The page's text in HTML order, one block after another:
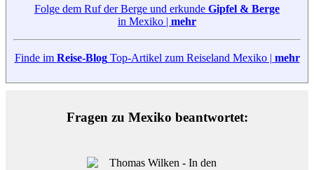
Folge dem Ruf der Berge und erkunde Gipfel & Berge
in Mexiko | mehr
Finde im Reise-BlogTop-Artikel zum Reiseland Mexiko | mehr
Fragen zu Mexiko beantwortet: